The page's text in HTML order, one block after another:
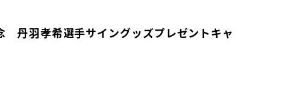
丹羽孝希選手サイングッズプレゼントキャ